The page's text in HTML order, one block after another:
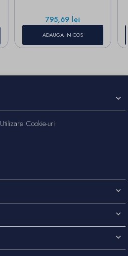
Pret
795,69 lei
ADAUGA IN COS
Cookie-uri